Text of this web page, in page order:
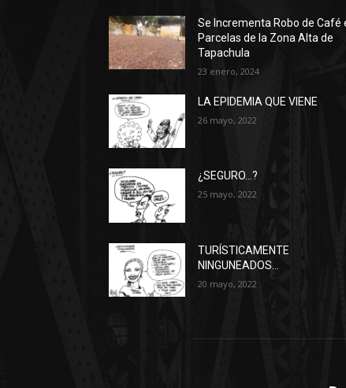
Se Incrementa Robo de Café
Parcelas de la Zona Alta de
Tapachula
23 enero, 2024
LA EPIDEMIA QUE VIENE
26 mayo, 2022
¿SEGURO…?
25 mayo, 2022
TURÍSTICAMENTE
NINGUNEADOS…
20 mayo, 2022